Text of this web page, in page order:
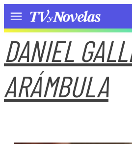
Menú
DANIEL
ARÁMBULA